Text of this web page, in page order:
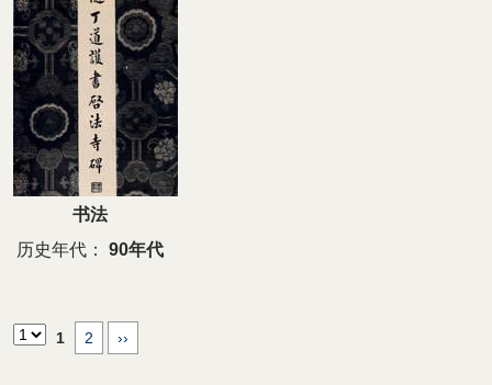
字体下载
Ai矢量
安全网站
书法
历史年代：
90年代
1 2 ››